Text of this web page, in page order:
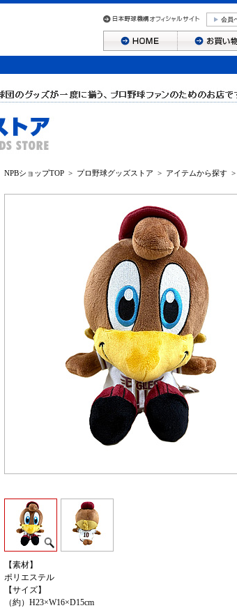
会員
NPBショップTOP > プロ野球グッズストア > アイテムから探す >
【素材】
ポリエステル
【サイズ】
（約）H23×W16×D15cm